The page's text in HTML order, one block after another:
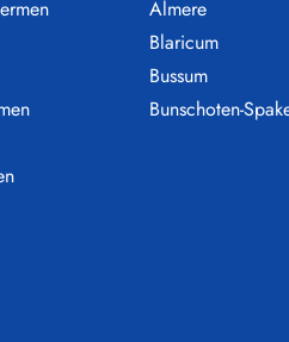
Almere
Blaricum
Bussum
Bunschoten-